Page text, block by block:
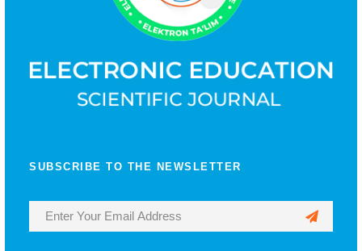
SUBSCRIBE TO THE NEWSLETTER